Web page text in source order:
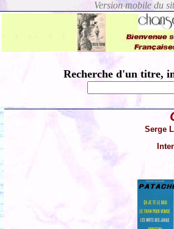
Recherche d'un titre,
Serge